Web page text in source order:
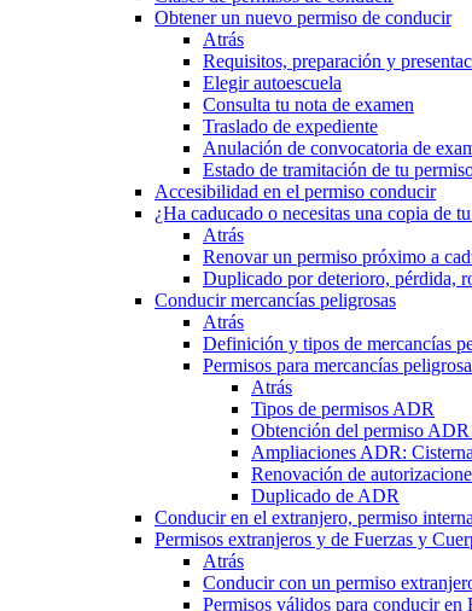
Obtener un nuevo permiso de conducir
Atrás
Requisitos, preparación y
Elegir autoescuela
Consulta tu nota de examen
Traslado de expediente
Anulación de convocatoria de
Estado de tramitación de tu
Accesibilidad en el permiso conducir
¿Ha caducado o necesitas una copia de
Atrás
Renovar un permiso próximo a
Duplicado por deterioro, pérdida,
Conducir mercancías peligrosas
Atrás
Definición y tipos de mercancías
Permisos para mercancías
Atrás
Tipos de permisos ADR
Obtención del permiso
Ampliaciones ADR:
Renovación de
Duplicado de ADR
Conducir en el extranjero, permiso
Permisos extranjeros y de Fuerzas y
Atrás
Conducir con un permiso
Permisos válidos para conducir en